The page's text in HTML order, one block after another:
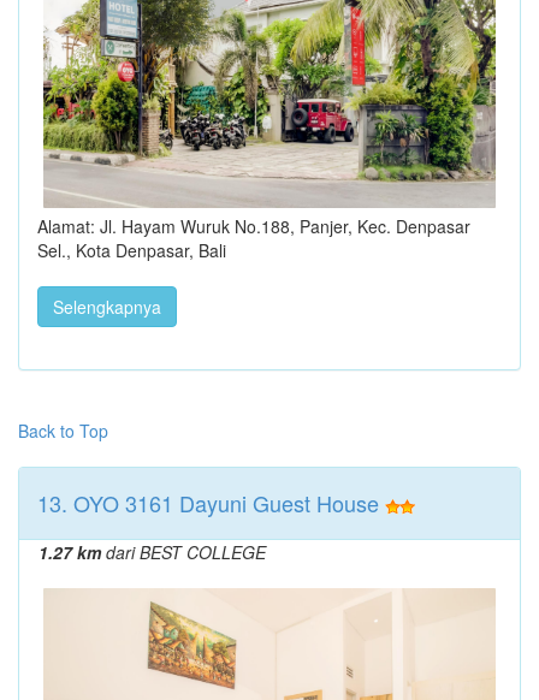
Alamat: Jl. Hayam Wuruk No.188, Panjer, Kec. Denpasar
Sel., Kota Denpasar, Bali
Selengkapnya
Back to Top
13. OYO 3161 Dayuni Guest House
1.27 kmdari BEST COLLEGE